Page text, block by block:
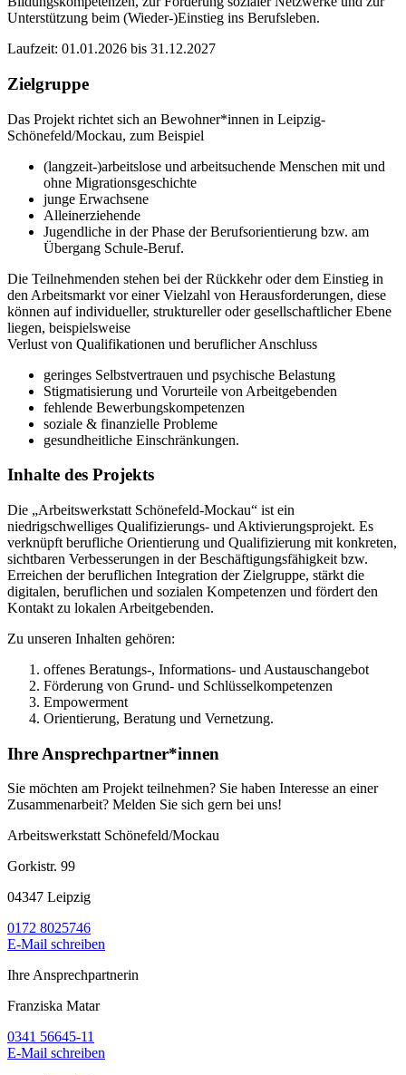
Unterstützung beim (Wieder-)Einstieg ins Berufsleben.
Laufzeit: 01.01.2026 bis 31.12.2027
Zielgruppe
Das Projekt richtet sich an Bewohner*innen in Leipzig-
Schönefeld/Mockau, zum Beispiel
(langzeit-)arbeitslose und arbeitsuchende Menschen mit und
ohne Migrationsgeschichte
junge Erwachsene
Alleinerziehende
Jugendliche in der Phase der Berufsorientierung bzw. am
Übergang Schule-Beruf.
Die Teilnehmenden stehen bei der Rückkehr oder dem Einstieg in
den Arbeitsmarkt vor einer Vielzahl von Herausforderungen, diese
können auf individueller, struktureller oder gesellschaftlicher Ebene
liegen, beispielsweise
Verlust von Qualifikationen und beruflicher Anschluss
geringes Selbstvertrauen und psychische Belastung
Stigmatisierung und Vorurteile von Arbeitgebenden
fehlende Bewerbungskompetenzen
soziale & finanzielle Probleme
gesundheitliche Einschränkungen.
Inhalte des Projekts
Die „Arbeitswerkstatt Schönefeld-Mockau“ ist ein
niedrigschwelliges Qualifizierungs- und Aktivierungsprojekt. Es
verknüpft berufliche Orientierung und Qualifizierung mit konkreten,
sichtbaren Verbesserungen in der Beschäftigungsfähigkeit bzw.
Erreichen der beruflichen Integration der Zielgruppe, stärkt die
digitalen, beruflichen und sozialen Kompetenzen und fördert den
Kontakt zu lokalen Arbeitgebenden.
Zu unseren Inhalten gehören:
offenes Beratungs-, Informations- und Austauschangebot
Förderung von Grund- und Schlüsselkompetenzen
Empowerment
Orientierung, Beratung und Vernetzung.
Ihre Ansprechpartner*innen
Sie möchten am Projekt teilnehmen? Sie haben Interesse an einer
Zusammenarbeit? Melden Sie sich gern bei uns!
Arbeitswerkstatt Schönefeld/Mockau
Gorkistr. 99
04347 Leipzig
0172 8025746
E-Mail schreiben
Ihre Ansprechpartnerin
Franziska Matar
0341 56645-11
E-Mail schreiben